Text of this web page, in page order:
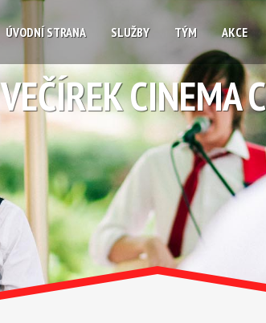
ÚVODNÍ STRANA SLUŽBY TÝM AKCE
VEČÍREK CINEMA